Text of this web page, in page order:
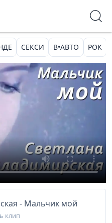
СЕКСИ В•АВТО РОК
- Мальчик мой
клип